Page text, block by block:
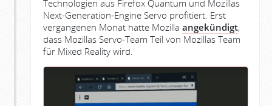
Technologien aus Firefox Quantum und Mozillas
Next-Generation-Engine Servo profitiert. Erst
vergangenen Monat hatte Mozilla angekündigt,
dass Mozillas Servo-Team Teil von Mozillas Team
für Mixed Reality wird.